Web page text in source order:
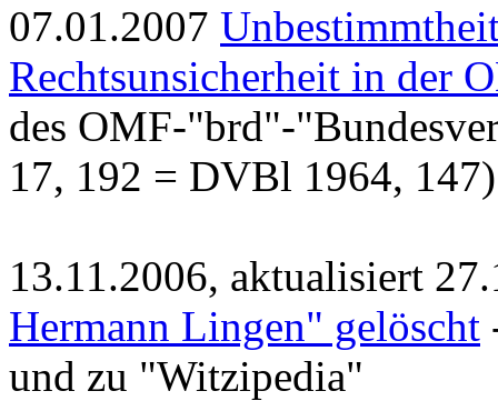
07.01.2007
Rechtsunsicherheit in der
des OMF-"brd"-
17, 192 = DVBl 1964, 147)
13.11.2006, aktualisiert
Hermann Lingen" gelöscht
und zu "Witzipedia"